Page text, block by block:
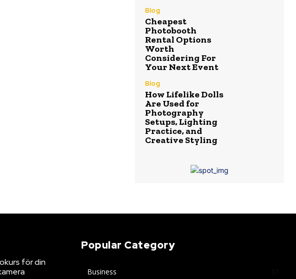
Blog
Cheapest
Photobooth
Rental Options
Worth
Considering For
Your Next Event
Blog
How Lifelike Dolls
Are Used for
Photography
Setups, Lighting
Practice, and
Creative Styling
för din
Popular Category
Business